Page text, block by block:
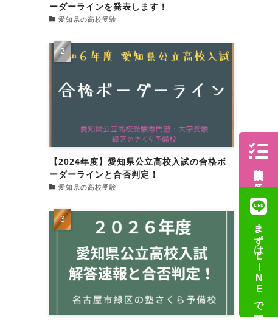
ーダーラインを発表します！
愛知県の高校受験
【2024年度】愛知県公立高校入試の合格ボ
ーダーラインと合否判定！
愛知県の高校受験
体験授業の予約
まずはLINEで質問